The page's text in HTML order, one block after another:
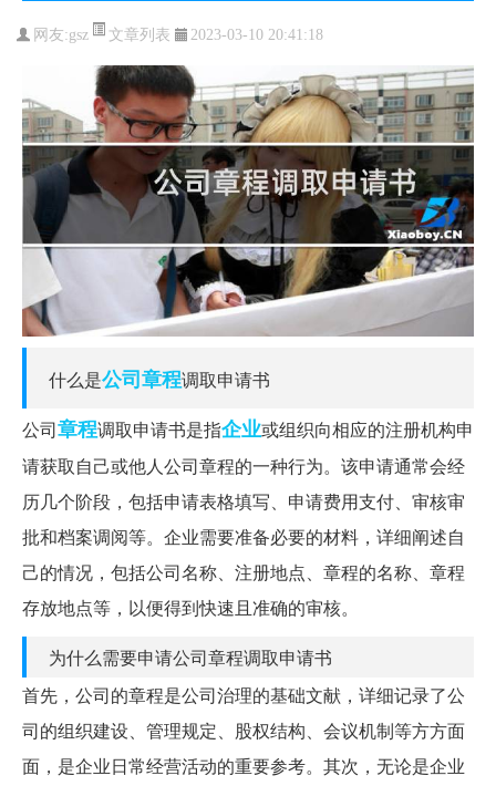
网友:gsz 文章列表 2023-03-10 20:41:18
什么是公司章程调取申请书
公司章程调取申请书是指企业或组织向相应的注册机构申
请获取自己或他人公司章程的一种行为。该申请通常会经
历几个阶段，包括申请表格填写、申请费用支付、审核审
批和档案调阅等。企业需要准备必要的材料，详细阐述自
己的情况，包括公司名称、注册地点、章程的名称、章程
存放地点等，以便得到快速且准确的审核。
为什么需要申请公司章程调取申请书
首先，公司的章程是公司治理的基础文献，详细记录了公
司的组织建设、管理规定、股权结构、会议机制等方方面
面，是企业日常经营活动的重要参考。其次，无论是企业